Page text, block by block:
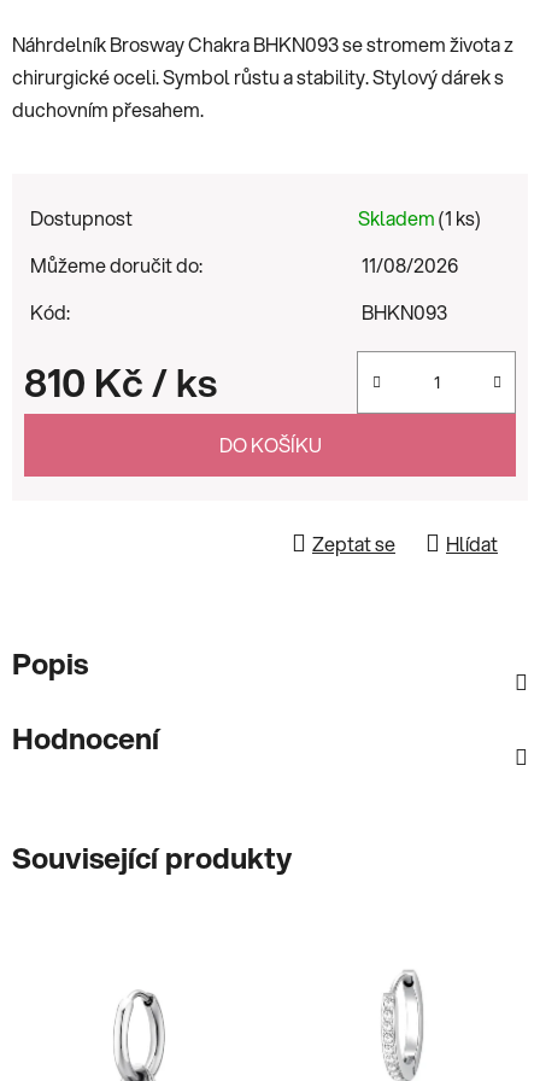
Náhrdelník Brosway Chakra BHKN093 se stromem života z
chirurgické oceli. Symbol růstu a stability. Stylový dárek s
duchovním přesahem.
Dostupnost Skladem(1 ks)
Můžeme doručit do:
11/08/2026
Kód:
BHKN093
810 Kč/ ks
Měrná cena:
DO KOŠÍKU
Zeptat se Hlídat
Popis
Hodnocení
Související produkty